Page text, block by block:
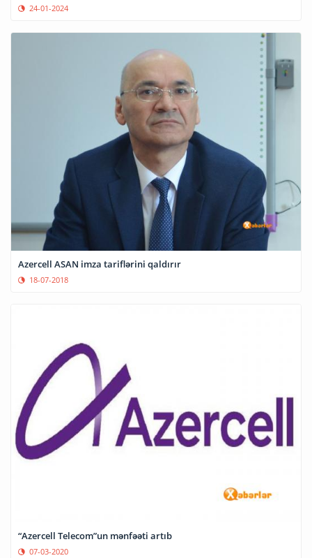
24-01-2024
Azercell ASAN imza tariflərini qaldırır
18-07-2018
“Azercell Telecom”un mənfəəti artıb
07-03-2020